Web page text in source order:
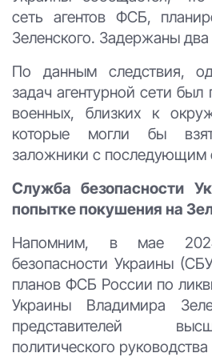
сеть агентов ФСБ,
Зеленского. Задержаны два
По данным следствия,
задач агентурной сети
военных, близких к
которые могли бы
заложники с последующим
Служба безопасности
попытке покушения на
Напомним, в мае
безопасности Украины
планов ФСБ России по
Украины Владимира
представителей
политического